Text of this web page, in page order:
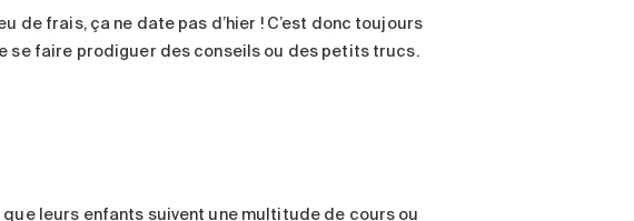
de frais, ça ne date pas d’hier ! C’est donc toujours
se faire prodiguer des conseils ou des petits trucs.
leurs enfants suivent une multitude de cours ou